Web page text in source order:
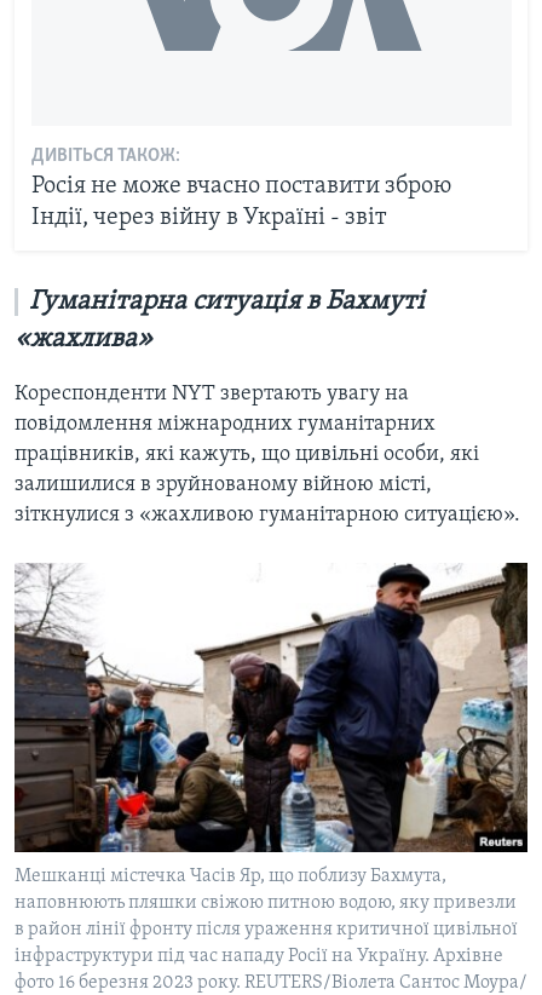
ДИВІТЬСЯ ТАКОЖ:
Росія не може вчасно поставити зброю
Індії, через війну в Україні - звіт
Гуманітарна ситуація в Бахмуті
«жахлива»
Кореспонденти NYT звертають увагу на
повідомлення міжнародних гуманітарних
працівників, які кажуть, що цивільні особи, які
залишилися в зруйнованому війною місті,
зіткнулися з «жахливою гуманітарною ситуацією».
Мешканці містечка Часів Яр, що поблизу Бахмута,
наповнюють пляшки свіжою питною водою, яку привезли
в район лінії фронту після ураження критичної цивільної
інфраструктури під час нападу Росії на Україну. Архівне
фото 16 березня 2023 року. REUTERS/Віолета Сантос Моура/